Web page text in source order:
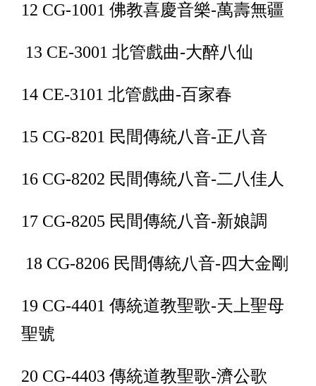
12 CG-1001 佛教喜慶音樂-萬壽無疆
13 CE-3001 北管戲曲-大醉八仙
14 CE-3101 北管戲曲-百家春
15 CG-8201 民間傳統八音-正八音
16 CG-8202 民間傳統八音-二八佳人
17 CG-8205 民間傳統八音-新娘調
18 CG-8206 民間傳統八音-四大金剛
19 CG-4401 傳統道教聖歌-天上聖母
聖號
20 CG-4403 傳統道教聖歌-濟公歌